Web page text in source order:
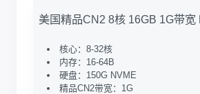
美国精品CN2 8核 16GB 1G带宽
核心：8-32核
内存：16-64B
硬盘：150G NVME
精品CN2带宽：1G